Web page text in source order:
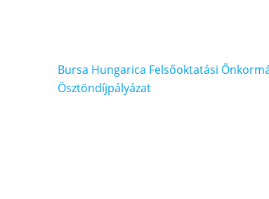
Bejegyzés
navigáció
Bursa Hungarica Felsőoktatási
Ösztöndíjpályázat